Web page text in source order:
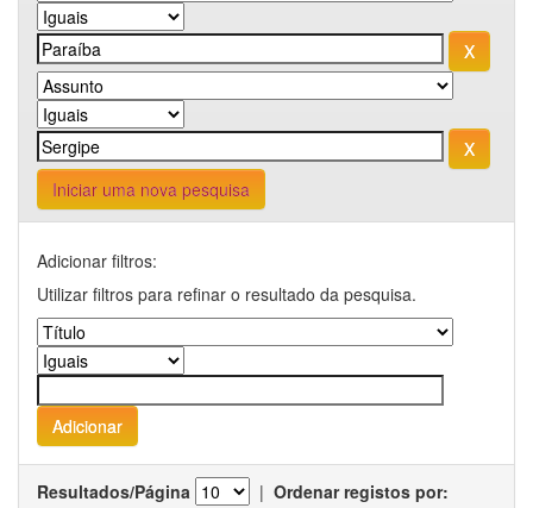
Iniciar uma nova pesquisa
Adicionar filtros:
Utilizar filtros para refinar o resultado da pesquisa.
Resultados/Página | Ordenar registos por: